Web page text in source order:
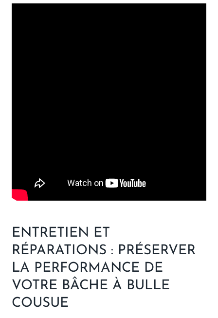
ENTRETIEN ET
RÉPARATIONS : PRÉSERVER
LA PERFORMANCE DE
VOTRE BÂCHE À BULLE
COUSUE